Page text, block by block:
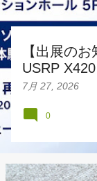
【出展の
USRP
7月 27, 2026
0